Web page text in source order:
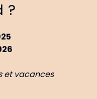
?
et vacances